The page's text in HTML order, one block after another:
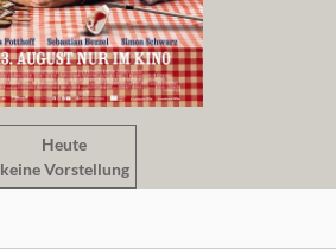
Heute
keine Vorstellung